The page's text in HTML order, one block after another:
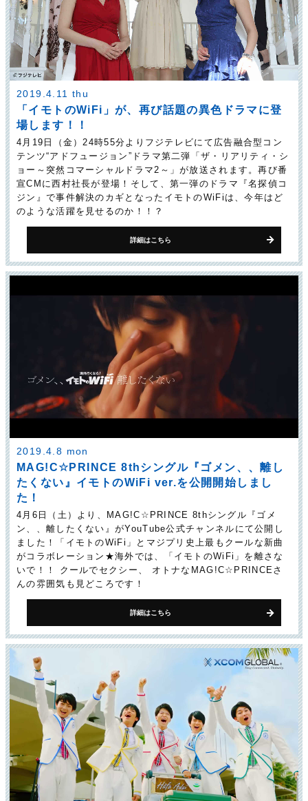
2019.4.11 thu
「イモトのWiFi」が、再び話題の異色ドラマに登
場します！！
4月19日（金）24時55分よりフジテレビにて広告融合型コン
テンツ“アドフュージョン”ドラマ第二弾「ザ・リアリティ・シ
ョー～突然コマーシャルドラマ2～」が放送されます。再び番
宣CMに西村社長が登場！そして、第一弾のドラマ『名探偵コ
ジン』で事件解決のカギとなったイモトのWiFiは、今年はど
のような活躍を見せるのか！！？
詳細はこちら
2019.4.8 mon
MAG!C☆PRINCE 8thシングル『ゴメン、、離し
たくない』イモトのWiFi ver.を公開開始しまし
た！
4月6日（土）より、MAG!C☆PRINCE 8thシングル『ゴメ
ン、、離したくない』がYouTube公式チャンネルにて公開し
ました！「イモトのWiFi」とマジプリ史上最もクールな新曲
がコラボレーション★海外では、「イモトのWiFi」を離さな
いで！！ クールでセクシー、 オトナなMAG!C☆PRINCEさ
んの雰囲気も見どころです！
詳細はこちら